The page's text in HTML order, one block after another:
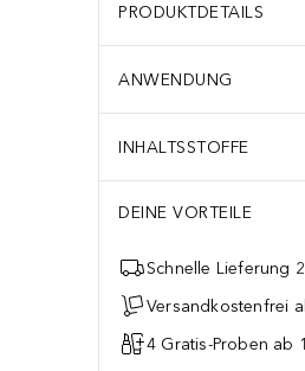
PRODUKTDETAILS
ANWENDUNG
INHALTSSTOFFE
DEINE VORTEILE
Schnelle Lieferung
Versandkostenfrei
4 Gratis-Proben ab